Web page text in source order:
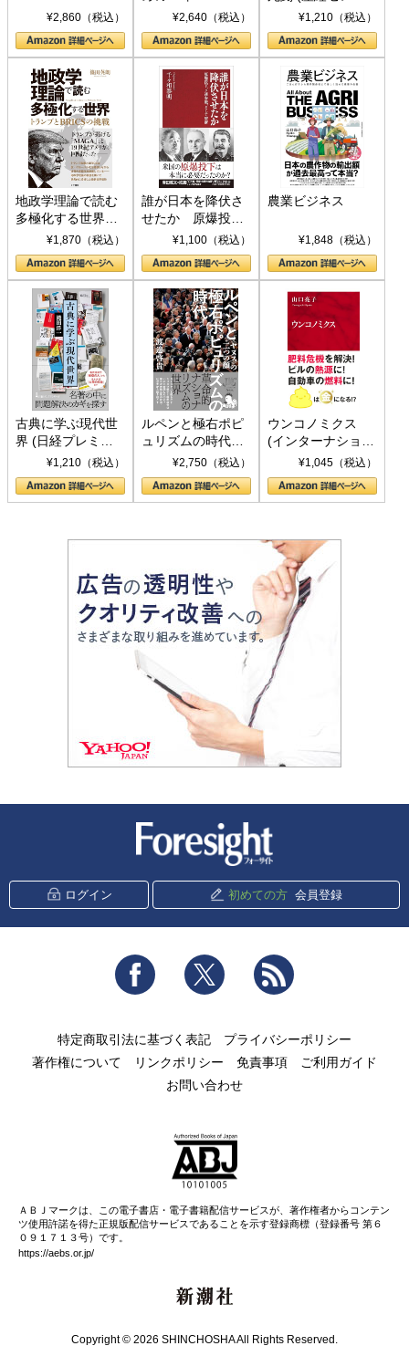
¥2,860（税込） ¥2,640（税込）
ト S 039)¥1,210（税込）
地政学理論で読む
多極化する世界：
トランプとBRICS
の挑戦
¥1,870（税込）
誰が日本を降伏さ
せたか 原爆投
下、ソ連参戦、そ
して聖断 (PHP新
書)
¥1,100（税込）
農業ビジネス
¥1,848（税込）
古典に学ぶ現代世
界 (日経プレミア
シリーズ)¥1,210（税込）
ルペンと極右ポピ
ュリズムの時代：
〈ヤヌス〉の二つ
の顔
¥2,750（税込）
ウンコノミクス
(インターナショナ
ル新書)¥1,045（税込）
ログイン 初めての方 会員登録
Facebook Twitter
特定商取引法に基づく表記
プライバシーポリシー
著作権について
リンクポリシー 免責事項
ご利用ガイド
お問い合わせ
ＡＢＪマークは、この電子書店・電子書籍配信サービスが、著作権者からコンテン
ツ使用許諾を得た正規版配信サービスであることを示す登録商標（登録番号 第６
０９１７１３号）です。
https://aebs.or.jp/
Copyright © 2026 SHINCHOSHA All Rights Reserved.